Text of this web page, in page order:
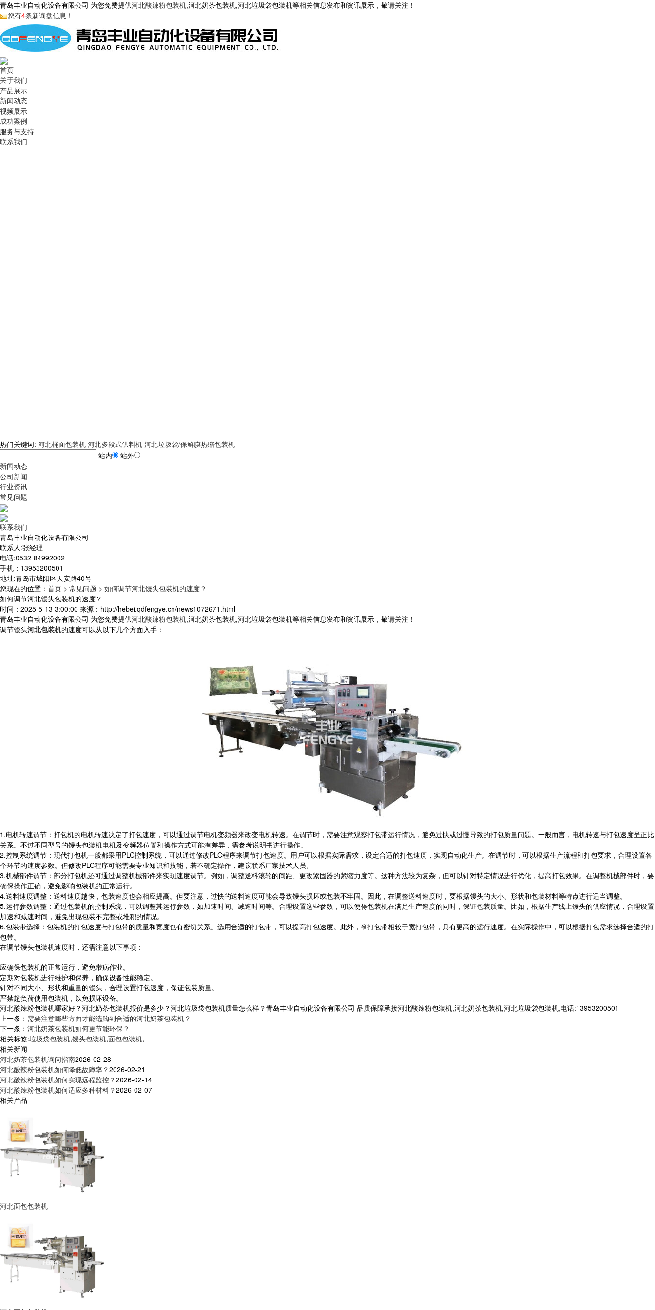
青岛丰业自动化设备有限公司 为您免费提供河北酸辣粉包装机,河北奶茶包装机,河北垃圾袋包装机等相关信息发布和资讯展示，敬请关注！
您有4条新询盘信息！
首页
关于我们
产品展示
新闻动态
视频展示
成功案例
服务与支持
联系我们
热门关键词: 河北桶面包装机 河北多段式供料机 河北垃圾袋/保鲜膜热缩包装机
站内
站外
新闻动态
公司新闻
行业资讯
常见问题
联系我们
青岛丰业自动化设备有限公司
联系人:张经理
电话:0532-84992002
手机：13953200501
地址:青岛市城阳区天安路40号
您现在的位置 ： 首页 > 常见问题 > 如何调节河北馒头包装机的速度？
如何调节河北馒头包装机的速度？
时间：2025-5-13 3:00:00 来源：http://hebei.qdfengye.cn/news1072671.html
青岛丰业自动化设备有限公司 为您免费提供河北酸辣粉包装机,河北奶茶包装机,河北垃圾袋包装机等相关信息发布和资讯展示，敬请关注！
调节馒头河北包装机的速度可以从以下几个方面入手：
1.电机转速调节：打包机的电机转速决定了打包速度，可以通过调节电机变频器来改变电机转速。在调节时，需要注意观察打包带运行情况，避免过快或过慢导致的打包质量问题。一般而言，电机转速与打包速度呈正比
关系。不过不同型号的馒头包装机电机及变频器位置和操作方式可能有差异，需参考说明书进行操作。
2.控制系统调节：现代打包机一般都采用PLC控制系统，可以通过修改PLC程序来调节打包速度。用户可以根据实际需求，设定合适的打包速度，实现自动化生产。在调节时，可以根据生产流程和打包要求，合理设置各
个环节的速度参数。但修改PLC程序可能需要专业知识和技能，若不确定操作，建议联系厂家技术人员。
3.机械部件调节：部分打包机还可通过调整机械部件来实现速度调节。例如，调整送料滚轮的间距、更改紧固器的紧缩力度等。这种方法较为复杂，但可以针对特定情况进行优化，提高打包效果。在调整机械部件时，要
确保操作正确，避免影响包装机的正常运行。
4.送料速度调整：送料速度越快，包装速度也会相应提高。但要注意，过快的送料速度可能会导致馒头损坏或包装不牢固。因此，在调整送料速度时，要根据馒头的大小、形状和包装材料等特点进行适当调整。
5.运行参数调整：通过包装机的控制系统，可以调整其运行参数，如加速时间、减速时间等。合理设置这些参数，可以使得包装机在满足生产速度的同时，保证包装质量。比如，根据生产线上馒头的供应情况，合理设置
加速和减速时间，避免出现包装不完整或堆积的情况。
6.包装带选择：包装机的打包速度与打包带的质量和宽度也有密切关系。选用合适的打包带，可以提高打包速度。此外，窄打包带相较于宽打包带，具有更高的运行速度。在实际操作中，可以根据打包需求选择合适的打
包带。
在调节馒头包装机速度时，还需注意以下事项：
应确保包装机的正常运行，避免带病作业。
定期对包装机进行维护和保养，确保设备性能稳定。
针对不同大小、形状和重量的馒头，合理设置打包速度，保证包装质量。
严禁超负荷使用包装机，以免损坏设备。
河北酸辣粉包装机哪家好？河北奶茶包装机报价是多少？河北垃圾袋包装机质量怎么样？青岛丰业自动化设备有限公司 品质保障承接河北酸辣粉包装机,河北奶茶包装机,河北垃圾袋包装机,电话:13953200501
上一条： 需要注意哪些方面才能选购到合适的河北奶茶包装机？
下一条： 河北奶茶包装机如何更节能环保？
相关标签:垃圾袋包装机,馒头包装机,面包包装机,
相关新闻
河北奶茶包装机询问指南2026-02-28
河北酸辣粉包装机如何降低故障率？2026-02-21
河北酸辣粉包装机如何实现远程监控？2026-02-14
河北酸辣粉包装机如何适应多种材料？2026-02-07
相关产品
河北面包包装机